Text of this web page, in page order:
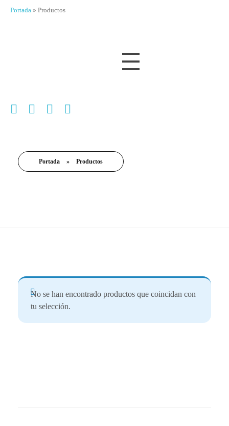
Portada » Productos
Portada » Productos
No se han encontrado productos que coincidan con
tu selección.